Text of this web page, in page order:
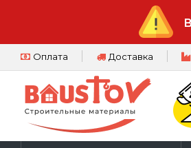
Оплата Доставка